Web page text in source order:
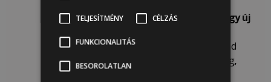
bútorápolóval kezelt felület vagy új
Ha tisztítás után még mindig marad
wax, polírozószer vagy olajos réteg,
TELJESÍTMÉNY CÉLZÁS
FUNKCIONALITÁS
BESOROLATLAN